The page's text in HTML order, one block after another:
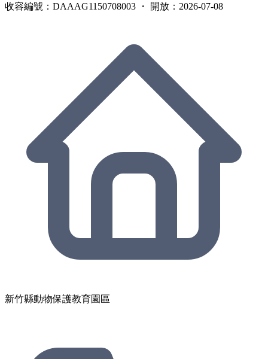
收容編號：DAAAG1150708003 ・ 開放：2026-07-08
新竹縣動物保護教育園區